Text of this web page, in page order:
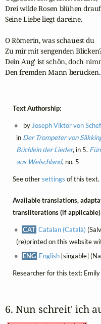
Drei wilde Rosen blühen
Seine Liebe liegt dareine.
O Römerin, was schauest du
Zu mir mit sengenden
Dein Aug' ist schön, doch
Den fremden Mann berücken.
Text Authorship:
by Joseph Viktor von
in Der Trompeter von
Büchlein der Lieder, in 5.
aus Welschland, no. 5
See othersettings of this text.
Available translations,
transliterations (if
CAT Catalan (Català)
(re)printed on this website
ENG English [singable]
Researcher for this text:
6. Nun schreit' ich